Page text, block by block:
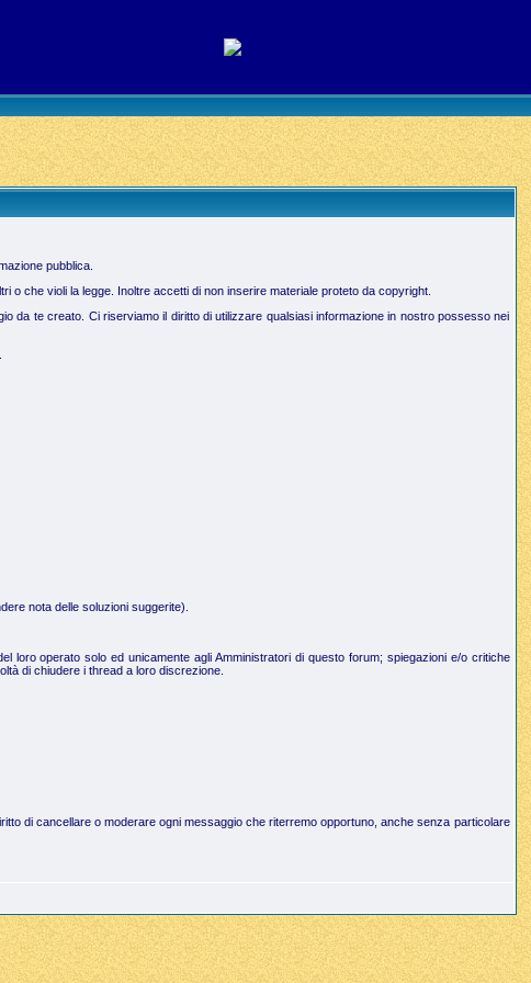
pubblica.
che violi la legge. Inoltre accetti di non inserire materiale proteto da copyright.
da te creato. Ci riserviamo il diritto di utilizzare qualsiasi informazione in nostro possesso nei
nota delle soluzioni suggerite).
operato solo ed unicamente agli Amministratori di questo forum; spiegazioni e/o critiche
di chiudere i thread a loro discrezione.
di cancellare o moderare ogni messaggio che riterremo opportuno, anche senza particolare